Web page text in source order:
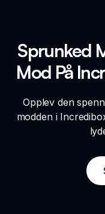
Sprunked
Mod På
Opplev den
modden i